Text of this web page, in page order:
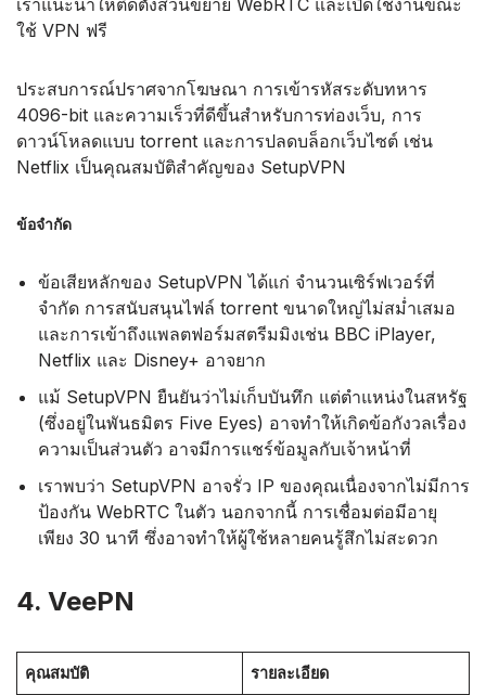
ใช้ VPN ฟรี
ประสบการณ์ปราศจากโฆษณา การเข้ารหัสระดับทหาร
4096-bit และความเร็วที่ดีขึ้นสำหรับการท่องเว็บ, การ
ดาวน์โหลดแบบ torrent และการปลดบล็อกเว็บไซต์ เช่น
Netflix เป็นคุณสมบัติสำคัญของ SetupVPN
ข้อจำกัด
ข้อเสียหลักของ SetupVPN ได้แก่ จำนวนเซิร์ฟเวอร์ที่
จำกัด การสนับสนุนไฟล์ torrent ขนาดใหญ่ไม่สม่ำเสมอ
และการเข้าถึงแพลตฟอร์มสตรีมมิงเช่น BBC iPlayer,
Netflix และ Disney+ อาจยาก
แม้ SetupVPN ยืนยันว่าไม่เก็บบันทึก แต่ตำแหน่งในสหรัฐ
(ซึ่งอยู่ในพันธมิตร Five Eyes) อาจทำให้เกิดข้อกังวลเรื่อง
ความเป็นส่วนตัว อาจมีการแชร์ข้อมูลกับเจ้าหน้าที่
เราพบว่า SetupVPN อาจรั่ว IP ของคุณเนื่องจากไม่มีการ
ป้องกัน WebRTC ในตัว นอกจากนี้ การเชื่อมต่อมีอายุ
เพียง 30 นาที ซึ่งอาจทำให้ผู้ใช้หลายคนรู้สึกไม่สะดวก
4. VeePN
คุณสมบัติ รายละเอียด